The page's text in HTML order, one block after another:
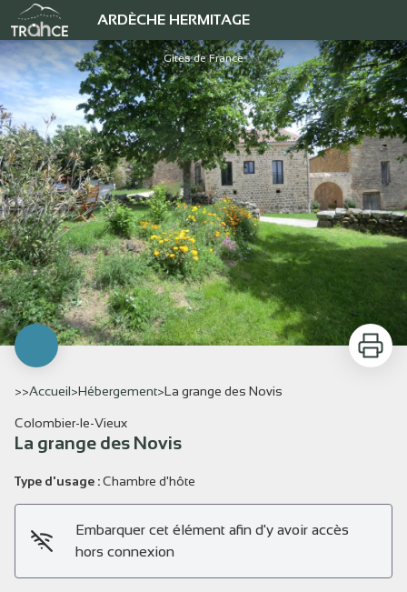
ARDÈCHE HERMITAGE
La grange des Novis
Gîtes de France
Voir l'image en plein écran
Imprimer
>>Accueil>Hébergement>La grange des Novis
Colombier-le-Vieux
La grange des Novis
Type d'usage :Chambre d'hôte
Embarquer cet élément afin d'y avoir accès
hors connexion